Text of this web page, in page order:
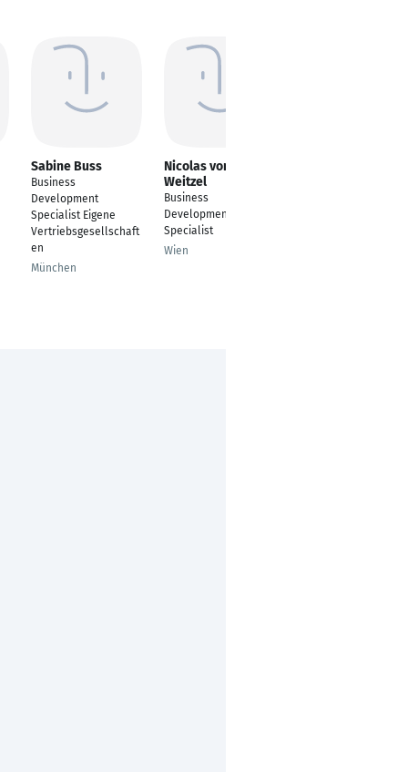
Sabine Buss
Business
Development
Specialist Eigene
Vertriebsgesellschaft
en
München
Nicolas von
Weitzel
Business
Development
Specialist
Wien